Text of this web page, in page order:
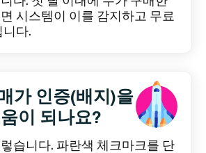
시스템이 이를 감지하고 무료
니다.
가 인증(배지)을
이 되나요?
습니다. 파란색 체크마크를 단